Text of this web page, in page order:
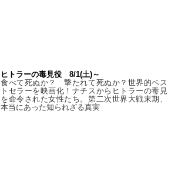
ヒトラーの毒見役 8/1(土)～
食べて死ぬか？ 撃たれて死ぬか？世界的ベス
トセラーを映画化！ナチスからヒトラーの毒見
を命令された女性たち。第二次世界大戦末期、
本当にあった知られざる真実